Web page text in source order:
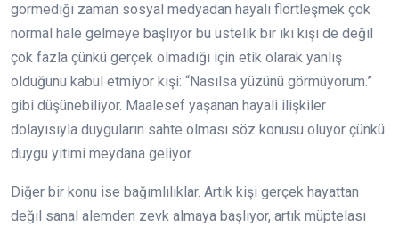
görmediği zaman sosyal medyadan hayali flörtleşmek çok
normal hale gelmeye başlıyor bu üstelik bir iki kişi de değil
çok fazla çünkü gerçek olmadığı için etik olarak yanlış
olduğunu kabul etmiyor kişi: “Nasılsa yüzünü görmüyorum.”
gibi düşünebiliyor. Maalesef yaşanan hayali ilişkiler
dolayısıyla duyguların sahte olması söz konusu oluyor çünkü
duygu yitimi meydana geliyor.
Diğer bir konu ise bağımlılıklar. Artık kişi gerçek hayattan
değil sanal alemden zevk almaya başlıyor, artık müptelası